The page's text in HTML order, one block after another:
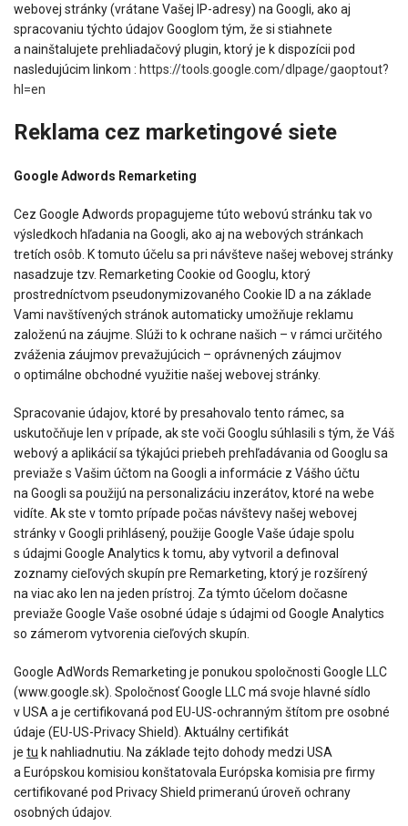
webovej stránky (vrátane Vašej IP-adresy) na Googli, ako aj
spracovaniu týchto údajov Googlom tým, že si stiahnete
a nainštalujete prehliadačový plugin, ktorý je k dispozícii pod
nasledujúcim linkom : https://tools.google.com/dlpage/gaoptout?
hl=en
Reklama cez marketingové siete
Google Adwords Remarketing
Cez Google Adwords propagujeme túto webovú stránku tak vo
výsledkoch hľadania na Googli, ako aj na webových stránkach
tretích osôb. K tomuto účelu sa pri návšteve našej webovej stránky
nasadzuje tzv. Remarketing Cookie od Googlu, ktorý
prostredníctvom pseudonymizovaného Cookie ID a na základe
Vami navštívených stránok automaticky umožňuje reklamu
založenú na záujme. Slúži to k ochrane našich – v rámci určitého
zváženia záujmov prevažujúcich – oprávnených záujmov
o optimálne obchodné využitie našej webovej stránky.
Spracovanie údajov, ktoré by presahovalo tento rámec, sa
uskutočňuje len v prípade, ak ste voči Googlu súhlasili s tým, že Váš
webový a aplikácií sa týkajúci priebeh prehľadávania od Googlu sa
previaže s Vašim účtom na Googli a informácie z Vášho účtu
na Googli sa použijú na personalizáciu inzerátov, ktoré na webe
vidíte. Ak ste v tomto prípade počas návštevy našej webovej
stránky v Googli prihlásený, použije Google Vaše údaje spolu
s údajmi Google Analytics k tomu, aby vytvoril a definoval
zoznamy cieľových skupín pre Remarketing, ktorý je rozšírený
na viac ako len na jeden prístroj. Za týmto účelom dočasne
previaže Google Vaše osobné údaje s údajmi od Google Analytics
so zámerom vytvorenia cieľových skupín.
Google AdWords Remarketing je ponukou spoločnosti Google LLC
(www.google.sk). Spoločnosť Google LLC má svoje hlavné sídlo
v USA a je certifikovaná pod EU-US-ochranným štítom pre osobné
údaje (EU-US-Privacy Shield). Aktuálny certifikát
je tu k nahliadnutiu. Na základe tejto dohody medzi USA
a Európskou komisiou konštatovala Európska komisia pre firmy
certifikované pod Privacy Shield primeranú úroveň ochrany
osobných údajov.